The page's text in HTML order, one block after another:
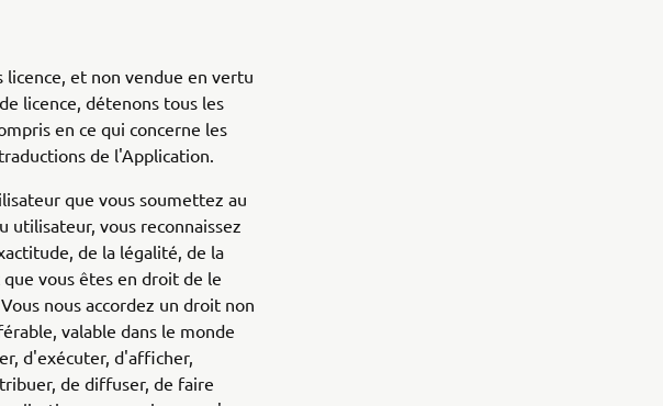
licence, et non vendue en vertu
licence, détenons tous les
en ce qui concerne les
de l'Application.
que vous soumettez au
utilisateur, vous reconnaissez
de la légalité, de la
vous êtes en droit de le
nous accordez un droit non
valable dans le monde
d'exécuter, d'afficher,
de diffuser, de faire